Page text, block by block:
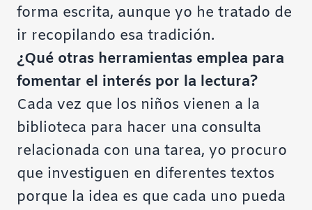
forma escrita, aunque yo he tratado de
ir recopilando esa tradición.
¿Qué otras herramientas emplea para
fomentar el interés por la lectura?
Cada vez que los niños vienen a la
biblioteca para hacer una consulta
relacionada con una tarea, yo procuro
que investiguen en diferentes textos
porque la idea es que cada uno pueda